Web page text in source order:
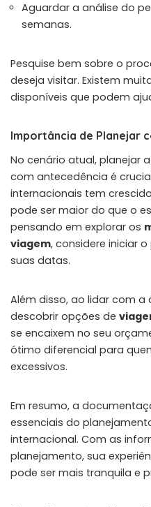
Aguardar a análise do
semanas.
Pesquise bem sobre o
deseja visitar. Existem
disponíveis que podem
Importância de Planejar
No cenário atual, planejar
com antecedência é
internacionais tem
pode ser maior do que o
pensando em explorar os
viagem, considere iniciar
suas datas.
Além disso, ao lidar com
descobrir opções de
se encaixem no seu
ótimo diferencial para
excessivos.
Em resumo, a
essenciais do
internacional. Com as
planejamento, sua
pode ser mais tranquila e